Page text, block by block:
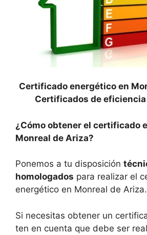
Certificado energético en
Certificados de
¿Cómo obtener el certificado
Monreal de Ariza?
Ponemos a tu disposición
homologados para realizar el
energético en Monreal de Ariza.
Si necesitas obtener un
ten en cuenta que debe ser